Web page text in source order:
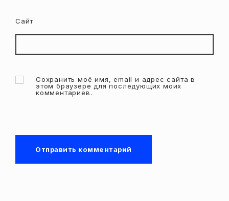
Сайт
Сохранить моё имя, email и адрес сайта в
этом браузере для последующих моих
комментариев.